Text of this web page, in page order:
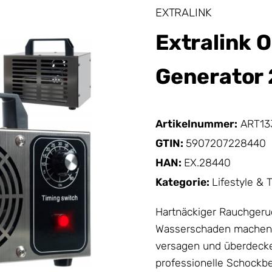
EXTRALINK
Extralink
Generator
Artikelnummer:
GTIN: 5907207228440
HAN: EX.28440
Kategorie: Lifestyle &
Hartnäckiger
Wasserschaden
versagen und
professionelle